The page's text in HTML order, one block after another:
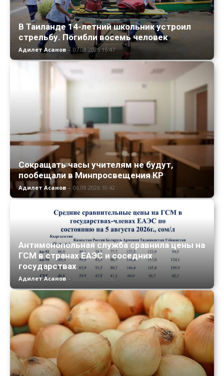
В Таиланде 14-летний школьник устроил
стрельбу. Погибли восемь человек
Адилет Асанов - 07.08.2026 16:47
Сокращать часы учителям не будут,
пообещали в Минпросвещения КР
Адилет Асанов - 06.08.2026 10:42
Антимонопольная служба сравнила цены на
ГСМ в странах ЕАЭС и соседних
государствах
Адилет Асанов - 05.08.2026 12:52